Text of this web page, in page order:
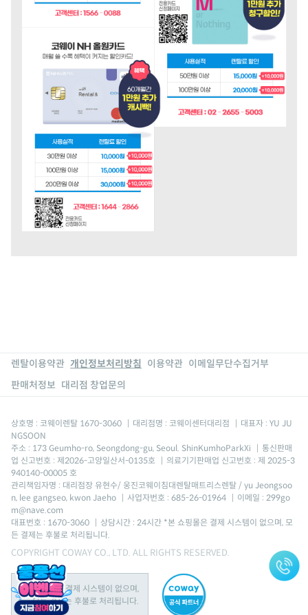
렌탈이용약관 개인정보처리방침 이용약관 이메일무단수집거부
판매처정보 대리점 창업문의
상호명 : 코웨이렌탈 1670-3060 대리점명 : 코웨이센터대리점
대표자 : YU JU
NGSOON
주소 : 173 Geumho-ro, Seongdong-gu, Seoul. ShinKumhoParkXi
통신판매
업 신고번호 : 제2026-고양일산서-0135호
의료기기판매업 신고번호 : 제 2025-3
940140-00005 호
관리책임자명 : 대리점장 유현수/ 웅진코웨이침대렌탈매트리스렌탈 / yu Jeongsoo
n, lee gangseo, kwon Jaeho
사업자번호 : 685-26-01964
이메일 : 299go
m@nave.com
대표번호 : 1670-3060
상담시간 : 24시간 *본 쇼핑몰은 결제 시스템이 없으며, 모
든 결제는 후불로 처리됩니다.
COPYRIGHT COWAY CO., LTD. ALL RIGHTS RESERVED.
본 쇼핑몰은 결제 시스템이 없으며,
모든 결제는 후불로 처리됩니다.